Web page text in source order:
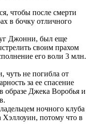
чтобы после смерти
в бочку отличного
Джонни, был еще
своим прахом
его воли 3 млн.
не погибла от
за ее спасение
Джека Воробья и
ночного клуба
потому что в